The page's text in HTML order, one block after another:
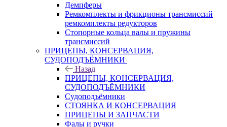
Демпферы
Ремкомплекты и фрикционы трансмиссий
ремкомплекты редукторов
Стопорные кольца валы и пружины
трансмиссий
ПРИЦЕПЫ, КОНСЕРВАЦИЯ,
СУДОПОДЪЁМНИКИ
Назад
ПРИЦЕПЫ, КОНСЕРВАЦИЯ,
СУДОПОДЪЁМНИКИ
Судоподъёмники
СТОЯНКА И КОНСЕРВАЦИЯ
ПРИЦЕПЫ И ЗАПЧАСТИ
Фалы и ручки